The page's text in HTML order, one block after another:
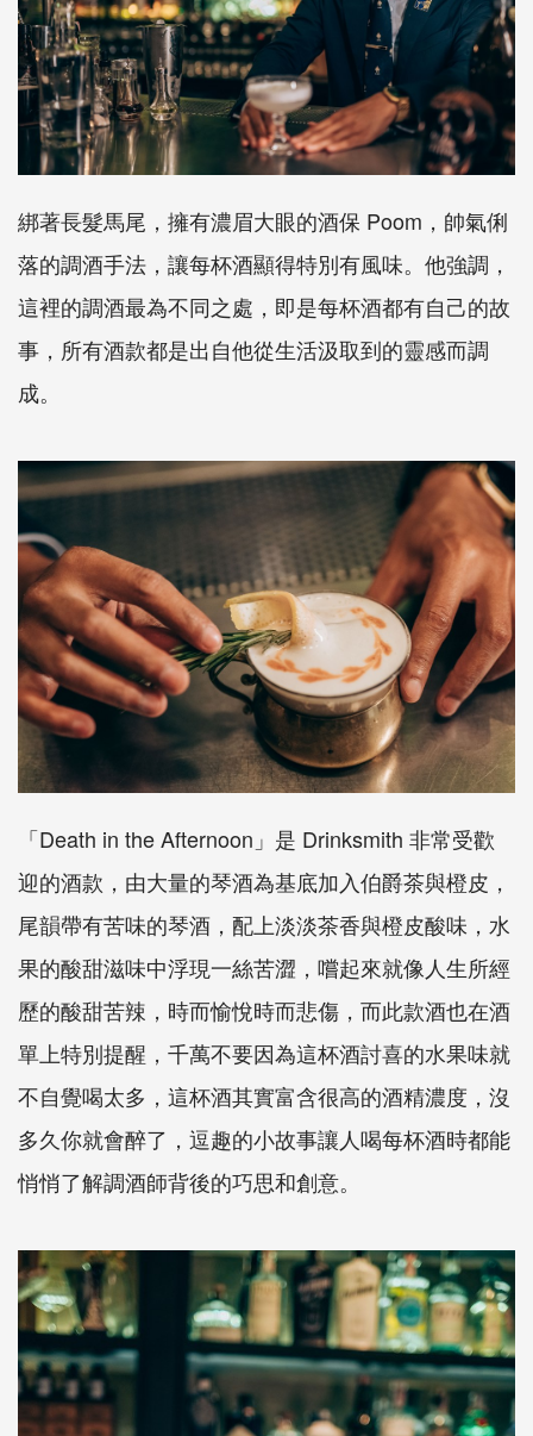
綁著長髮馬尾，擁有濃眉大眼的酒保 Poom ，帥氣俐
落的調酒手法，讓每杯酒顯得特別有風味。他強調，
這裡的調酒最為不同之處，即是每杯酒都有自己的故
事，所有酒款都是出自他從生活汲取到的靈感而調
成。
「Death in the Afternoon 」是 Drinksmith 非常受歡
迎的酒款，由大量的琴酒為基底加入伯爵茶與橙皮，
尾韻帶有苦味的琴酒，配上淡淡茶香與橙皮酸味，水
果的酸甜滋味中浮現一絲苦澀，嚐起來就像人生所經
歷的酸甜苦辣，時而愉悅時而悲傷，而此款酒也在酒
單上特別提醒，千萬不要因為這杯酒討喜的水果味就
不自覺喝太多，這杯酒其實富含很高的酒精濃度，沒
多久你就會醉了，逗趣的小故事讓人喝每杯酒時都能
悄悄了解調酒師背後的巧思和創意。